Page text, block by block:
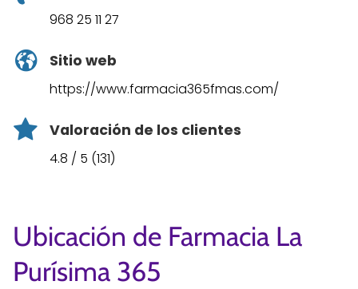
968 25 11 27
Sitio web
https://www.farmacia365fmas.com/
Valoración de los clientes
4.8 / 5 (131)
Ubicación de Farmacia La
Purísima 365